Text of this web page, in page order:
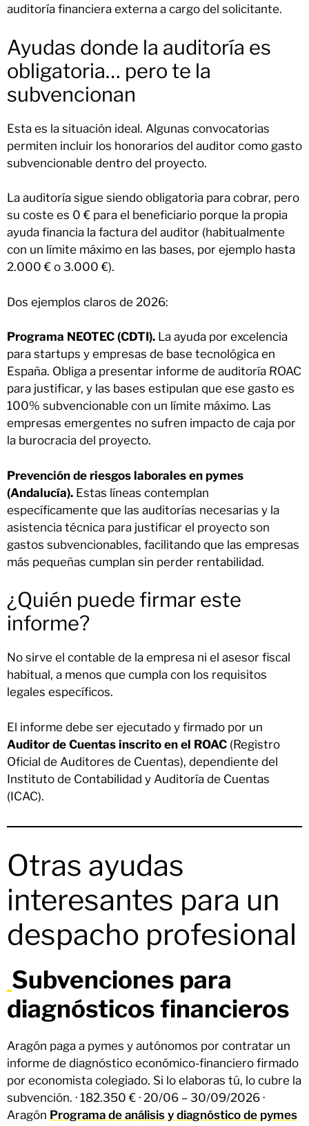
auditoría financiera externa a cargo del solicitante.
Ayudas donde la auditoría es
obligatoria… pero te la
subvencionan
Esta es la situación ideal. Algunas convocatorias
permiten incluir los honorarios del auditor como gasto
subvencionable dentro del proyecto.
La auditoría sigue siendo obligatoria para cobrar, pero
su coste es 0 € para el beneficiario porque la propia
ayuda financia la factura del auditor (habitualmente
con un límite máximo en las bases, por ejemplo hasta
2.000 € o 3.000 €).
Dos ejemplos claros de 2026:
Programa NEOTEC (CDTI). La ayuda por excelencia
para startups y empresas de base tecnológica en
España. Obliga a presentar informe de auditoría ROAC
para justificar, y las bases estipulan que ese gasto es
100% subvencionable con un límite máximo. Las
empresas emergentes no sufren impacto de caja por
la burocracia del proyecto.
Prevención de riesgos laborales en pymes
(Andalucía). Estas líneas contemplan
específicamente que las auditorías necesarias y la
asistencia técnica para justificar el proyecto son
gastos subvencionables, facilitando que las empresas
más pequeñas cumplan sin perder rentabilidad.
¿Quién puede firmar este
informe?
No sirve el contable de la empresa ni el asesor fiscal
habitual, a menos que cumpla con los requisitos
legales específicos.
El informe debe ser ejecutado y firmado por un
Auditor de Cuentas inscrito en el ROAC (Registro
Oficial de Auditores de Cuentas), dependiente del
Instituto de Contabilidad y Auditoría de Cuentas
(ICAC).
Otras ayudas
interesantes para un
despacho profesional
Subvenciones para
diagnósticos financieros
Aragón paga a pymes y autónomos por contratar un
informe de diagnóstico económico-financiero firmado
por economista colegiado. Si lo elaboras tú, lo cubre la
subvención. · 182.350 € · 20/06 – 30/09/2026 ·
Aragón Programa de análisis y diagnóstico de pymes